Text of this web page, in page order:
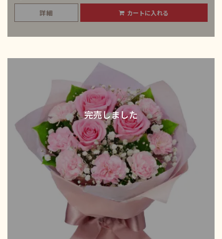
詳細 カートに入れる